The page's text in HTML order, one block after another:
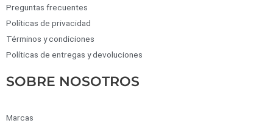
Preguntas frecuentes
Políticas de privacidad
Términos y condiciones
Políticas de entregas y devoluciones
SOBRE NOSOTROS
Marcas